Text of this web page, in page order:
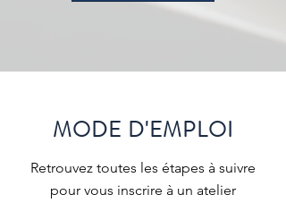
MODE D'EMPLOI
Retrouvez toutes les étapes à suivre
pour vous inscrire à un atelier